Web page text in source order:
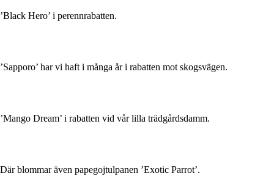
’Black Hero’ i perennrabatten.
’Sapporo’ har vi haft i många år i rabatten mot skogsvägen.
’Mango Dream’ i rabatten vid vår lilla trädgårdsdamm.
Där blommar även papegojtulpanen ’Exotic Parrot’.